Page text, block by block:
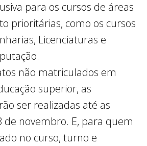
para os cursos de áreas
prioritárias, como os cursos
Licenciaturas e
não matriculados em
superior, as
ser realizadas até as
de novembro. E, para quem
no curso, turno e